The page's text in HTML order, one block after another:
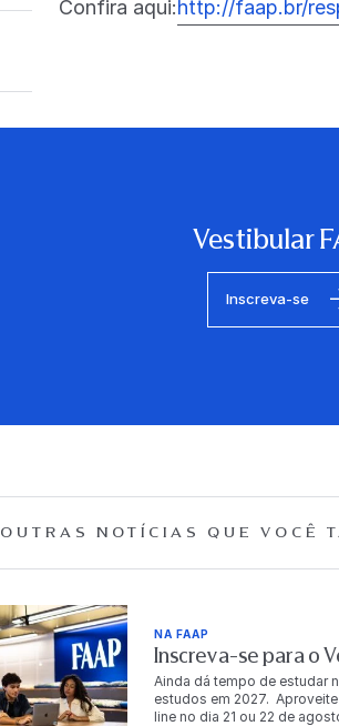
Confira aqui:http://faap.br/
Vestibular
Inscreva-se
OUTRAS NOTÍCIAS QUE VOCÊ
NA FAAP
Inscreva-se para o
Ainda dá tempo de estudar
estudos em 2027.
line no dia 21 ou 22 de